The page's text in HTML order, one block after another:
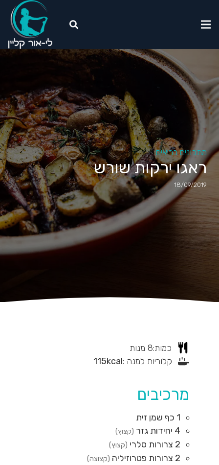
מתכונים בריאים
ראגו ירקות שורש
18/09/2019
כמות:8 מנות
קלוריות למנה :
115kcal
מרכיבים
1 כף שמן זית
4 יחידות גזר (קצוץ)
2 צרורות סלרי (קצוץ)
2 צרורות פטרוזיליה (קצוצה)